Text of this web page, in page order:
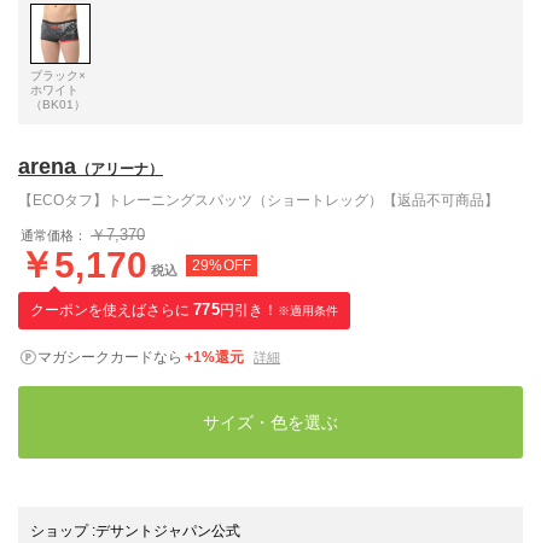
ブラック×
ホワイト
（BK01）
arena （アリーナ）
【ECOタフ】トレーニングスパッツ（ショートレッグ）【返品不可商品】
通常価格： ￥7,370
￥5,170 税込 29%OFF
クーポンを使えばさらに 775円引き！ ※適用条件
マガシークカードなら +1%還元 詳細
サイズ・色を選ぶ
ショップ:デサントジャパン公式